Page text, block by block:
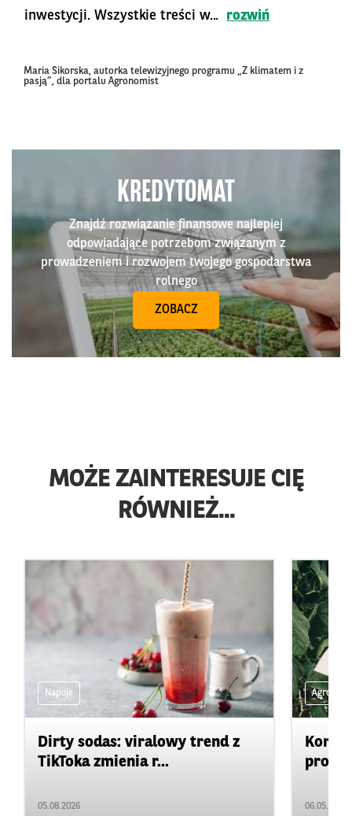
inwestycji. Wszystkie treści w...
rozwiń
Maria Sikorska, autorka telewizyjnego programu „Z klimatem i z
pasją”, dla portalu Agronomist
KREDYTOMAT
Znajdź rozwiązanie finansowe najlepiej
odpowiadające potrzebom związanym z
prowadzeniem i rozwojem twojego gospodarstwa
rolnego
ZOBACZ
MOŻE ZAINTERESUJE CIĘ
RÓWNIEŻ...
Napoje
Dirty sodas: viralowy trend z
TikToka zmienia r...
05.08.2026
Agro na
06.05.2026